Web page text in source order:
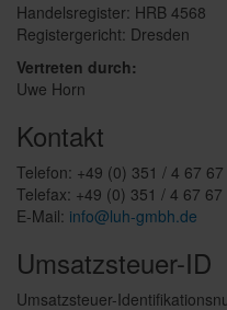
Handelsregister: HRB 4568
Registergericht: Dresden
Vertreten durch:
Uwe Horn
Kontakt
Telefon: +49 (0) 351 / 4 67 67
Telefax: +49 (0) 351 / 4 67 67
E-Mail: info@luh-gmbh.de
Umsatzsteuer-ID
Umsatzsteuer-